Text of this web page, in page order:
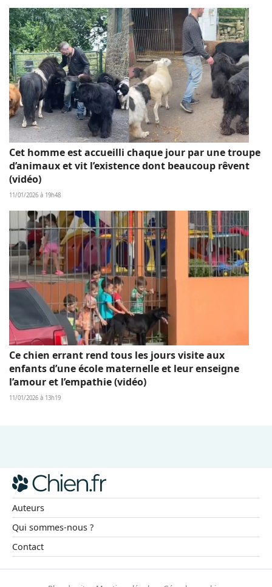
Cet homme est accueilli chaque jour par une troupe
d’animaux et vit l’existence dont beaucoup rêvent
(vidéo)
11/01/2026 à 19h48
Ce chien errant rend tous les jours visite aux
enfants d’une école maternelle et leur enseigne
l’amour et l’empathie (vidéo)
11/01/2026 à 13h19
Auteurs
Qui sommes-nous ?
Contact